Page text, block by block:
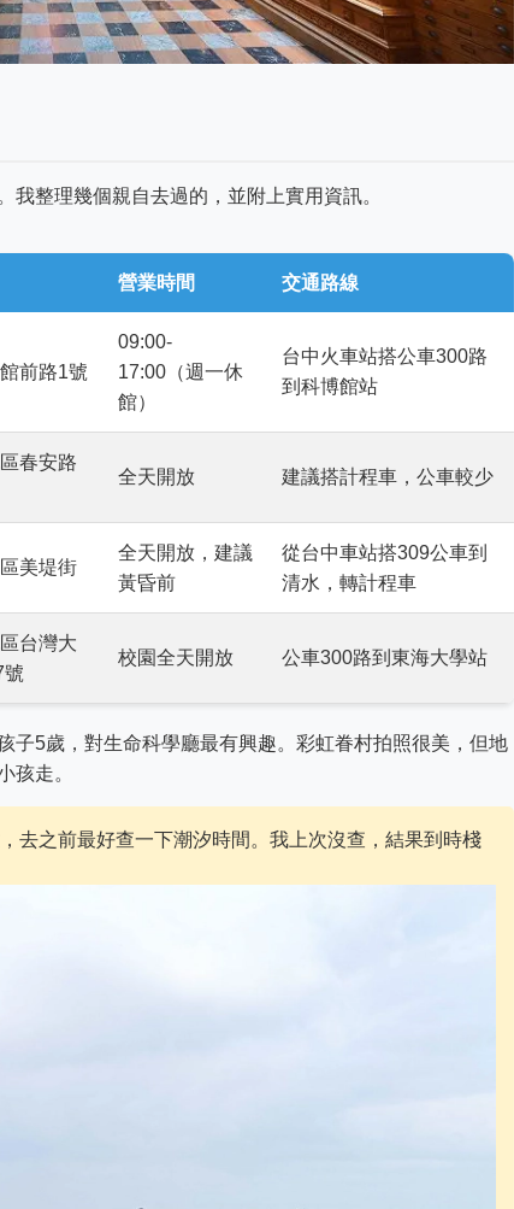
整理幾個親自去過的，並附上實用資訊。
營業時間 交通路線
前路1號
09:00-
17:00（週一休
館）
台中火車站搭公車300路
到科博館站
春安路
全天開放 建議搭計程車，公車較少
美堤街
全天開放，建議
黃昏前
從台中車站搭309公車到
清水，轉計程車
台灣大
號
校園全天開放 公車300路到東海大學站
子5歲，對生命科學廳最有興趣。彩虹眷村拍照很美，但地
孩走。
去之前最好查一下潮汐時間。我上次沒查，結果到時棧